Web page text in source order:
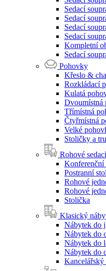
Sedací
Sedací
Sedací
Sedací
Kompletní
Sedací
Pohovky
Křeslo &
Rozkládací
Kulatá
Dvoumístná
Třímístná
Čtyřmístná
Velké
Stoličky a
Rohové
Konferenční
Postranní
Rohové
Rohové
Stolička
Klasický
Nábytek do
Nábytek do
Nábytek do
Nábytek do